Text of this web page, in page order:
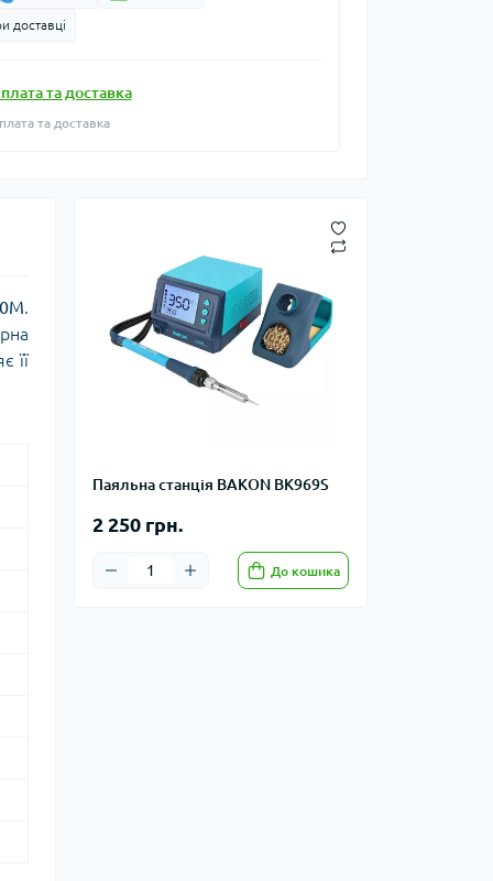
доставці
та доставка
та доставка
Паяльна станція BAKON BK969S
2 250 грн.
До кошика
.
її